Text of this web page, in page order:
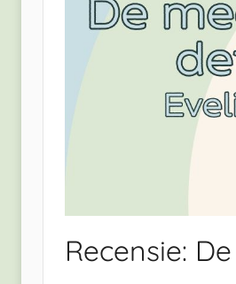
Recensie: